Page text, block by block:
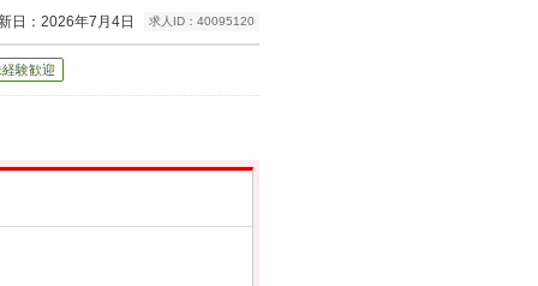
日：2026年7月4日 求人ID：40095120
経験歓迎